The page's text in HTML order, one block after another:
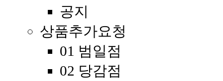
공지
상품추가요청
01 범일점
02 당감점